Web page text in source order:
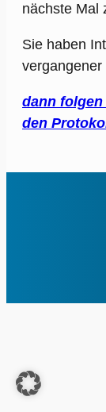
nächste Mal
Sie haben
dann
den